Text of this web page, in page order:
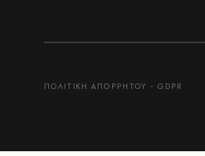
ΠΟΛΙΤΙΚΗ ΑΠΟΡΡΗΤΟΥ - GDPR